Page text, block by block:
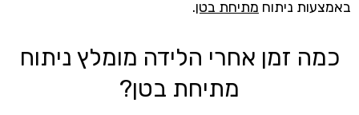
באמצעות ניתוח מתיחת בטן.
כמה זמן אחרי הלידה מומלץ ניתוח
מתיחת בטן?